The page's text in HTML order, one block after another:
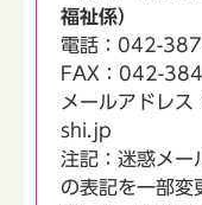
福祉係）
電話：042-
FAX：042-
メールアドレ
shi.jp
注記：迷惑メー
の表記を一部変